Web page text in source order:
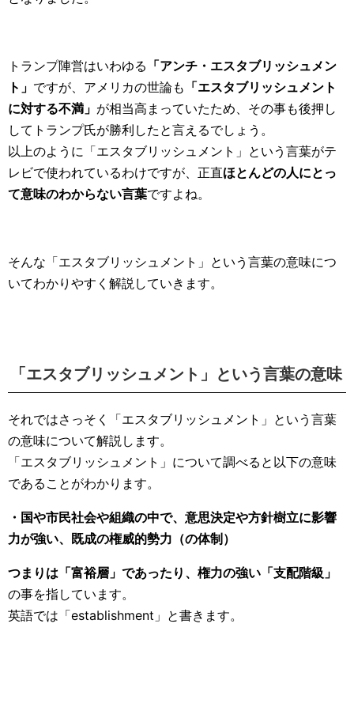
トランプ陣営はいわゆる 「アンチ・エスタブリッシュメン
ト」 ですが、アメリカの世論も 「エスタブリッシュメント
に対する不満」 が相当高まっていたため、その事も後押し
してトランプ氏が勝利したと言えるでしょう。
以上のように「エスタブリッシュメント」という言葉がテ
レビで使われているわけですが、正直ほとんどの人にとっ
て意味のわからない言葉ですよね。
そんな「エスタブリッシュメント」という言葉の意味につ
いてわかりやすく解説していきます。
「エスタブリッシュメント」という言葉の意味
それではさっそく「エスタブリッシュメント」という言葉
の意味について解説します。
「エスタブリッシュメント」について調べると以下の意味
であることがわかります。
・国や市民社会や組織の中で、意思決定や方針樹立に影響
力が強い、既成の権威的勢力（の体制）
つまりは「富裕層」であったり、権力の強い「支配階級」
の事を指しています。
英語では「establishment」と書きます。